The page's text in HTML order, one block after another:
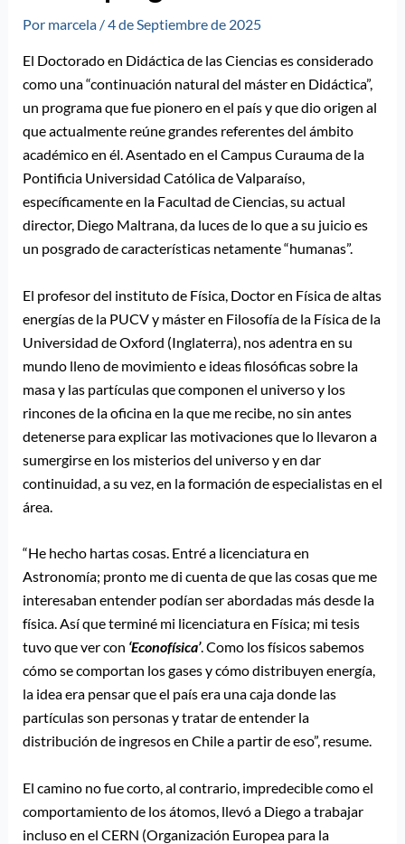
Por marcela /4 de Septiembre de 2025
El Doctorado en Didáctica de las Ciencias es considerado
como una “continuación natural del máster en Didáctica”,
un programa que fue pionero en el país y que dio origen al
que actualmente reúne grandes referentes del ámbito
académico en él. Asentado en el Campus Curauma de la
Pontificia Universidad Católica de Valparaíso,
específicamente en la Facultad de Ciencias, su actual
director, Diego Maltrana, da luces de lo que a su juicio es
un posgrado de características netamente “humanas”.
El profesor del instituto de Física, Doctor en Física de altas
energías de la PUCV y máster en Filosofía de la Física de la
Universidad de Oxford (Inglaterra), nos adentra en su
mundo lleno de movimiento e ideas filosóficas sobre la
masa y las partículas que componen el universo y los
rincones de la oficina en la que me recibe, no sin antes
detenerse para explicar las motivaciones que lo llevaron a
sumergirse en los misterios del universo y en dar
continuidad, a su vez, en la formación de especialistas en el
área.
“He hecho hartas cosas. Entré a licenciatura en
Astronomía; pronto me di cuenta de que las cosas que me
interesaban entender podían ser abordadas más desde la
física. Así que terminé mi licenciatura en Física; mi tesis
tuvo que ver con ‘Econofísica’. Como los físicos sabemos
cómo se comportan los gases y cómo distribuyen energía,
la idea era pensar que el país era una caja donde las
partículas son personas y tratar de entender la
distribución de ingresos en Chile a partir de eso”, resume.
El camino no fue corto, al contrario, impredecible como el
comportamiento de los átomos, llevó a Diego a trabajar
incluso en el CERN (Organización Europea para la